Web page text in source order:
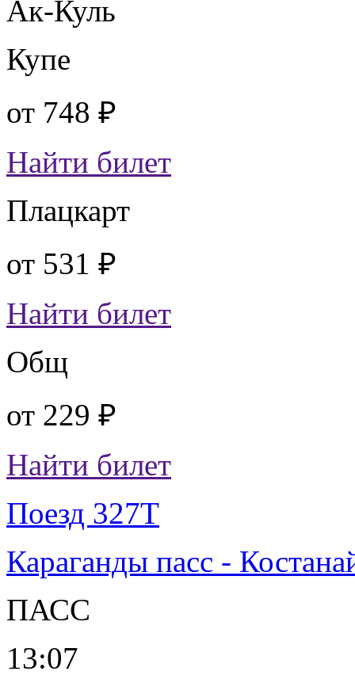
Ак-Куль
Купе
от 748 ₽
Найти билет
Плацкарт
от 531 ₽
Найти билет
Общ
от 229 ₽
Найти билет
Поезд 327Т
Караганды пасс -
ПАСС
13:07